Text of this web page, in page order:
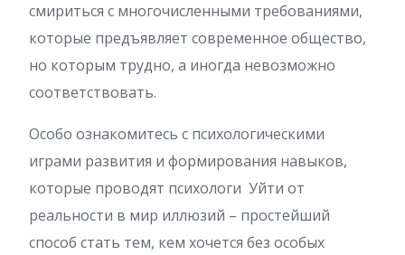
смириться с многочисленными требованиями,
которые предъявляет современное общество,
но которым трудно, а иногда невозможно
соответствовать.
Особо ознакомитесь с психологическими
играми развития и формирования навыков,
которые проводят психологи Уйти от
реальности в мир иллюзий – простейший
способ стать тем, кем хочется без особых